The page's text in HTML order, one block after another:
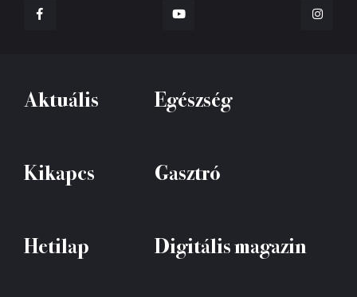
Aktuális Egészség
Kikapcs Gasztró
Hetilap Digitális magazin